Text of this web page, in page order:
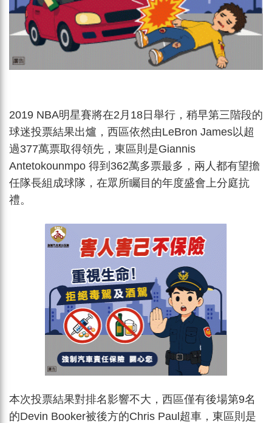
2019 NBA明星賽將在2月18日舉行，稍早第三階段的
球迷投票結果出爐，西區依然由LeBron James以超
過377萬票取得領先，東區則是Giannis
Antetokounmpo 得到362萬多票最多，兩人都有望擔
任隊長組成球隊，在眾所矚目的年度盛會上分庭抗
禮。
本次投票結果對排名影響不大，西區僅有後場第9名
的Devin Booker被後方的Chris Paul超車，東區則是